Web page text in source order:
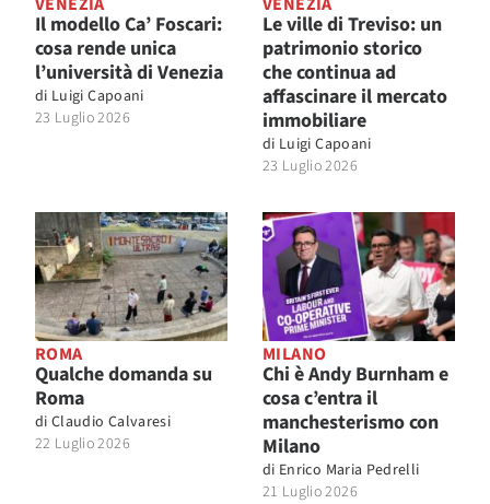
VENEZIA
Il modello Ca’ Foscari:
cosa rende unica
l’università di Venezia
di Luigi Capoani
23 Luglio 2026
VENEZIA
Le ville di Treviso: un
patrimonio storico
che continua ad
affascinare il mercato
immobiliare
di Luigi Capoani
23 Luglio 2026
ROMA
Qualche domanda su
Roma
di Claudio Calvaresi
22 Luglio 2026
MILANO
Chi è Andy Burnham e
cosa c’entra il
manchesterismo con
Milano
di Enrico Maria Pedrelli
21 Luglio 2026